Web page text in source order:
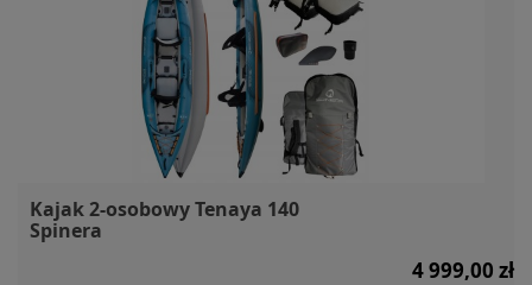
Kajak 2-osobowy Tenaya 140
Spinera
4 999,00 zł